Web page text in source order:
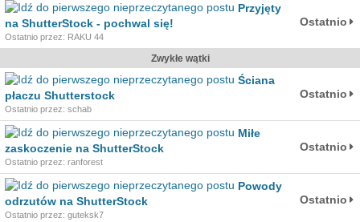
Przyjęty
na ShutterStock - pochwal się!
Ostatnio przez: RAKU 44
Ostatnio
Zwykłe wątki
Ściana
płaczu Shutterstock
Ostatnio przez: schab
Ostatnio
Miłe
zaskoczenie na ShutterStock
Ostatnio przez: ranforest
Ostatnio
Powody
odrzutów na ShutterStock
Ostatnio przez: guteksk7
Ostatnio